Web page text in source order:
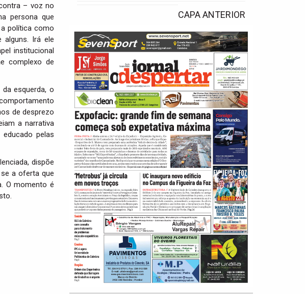
– voz no
persona que
política como
Irá ele
institucional
complexo de
esquerda, o
de desprezo
a narrativa
pelas
dispõe
a oferta que
O momento é
CAPA ANTERIOR